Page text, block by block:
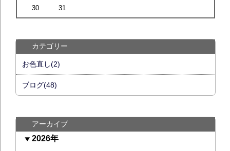
30
31
カテゴリー
お色直し(2)
ブログ(48)
アーカイブ
2026年